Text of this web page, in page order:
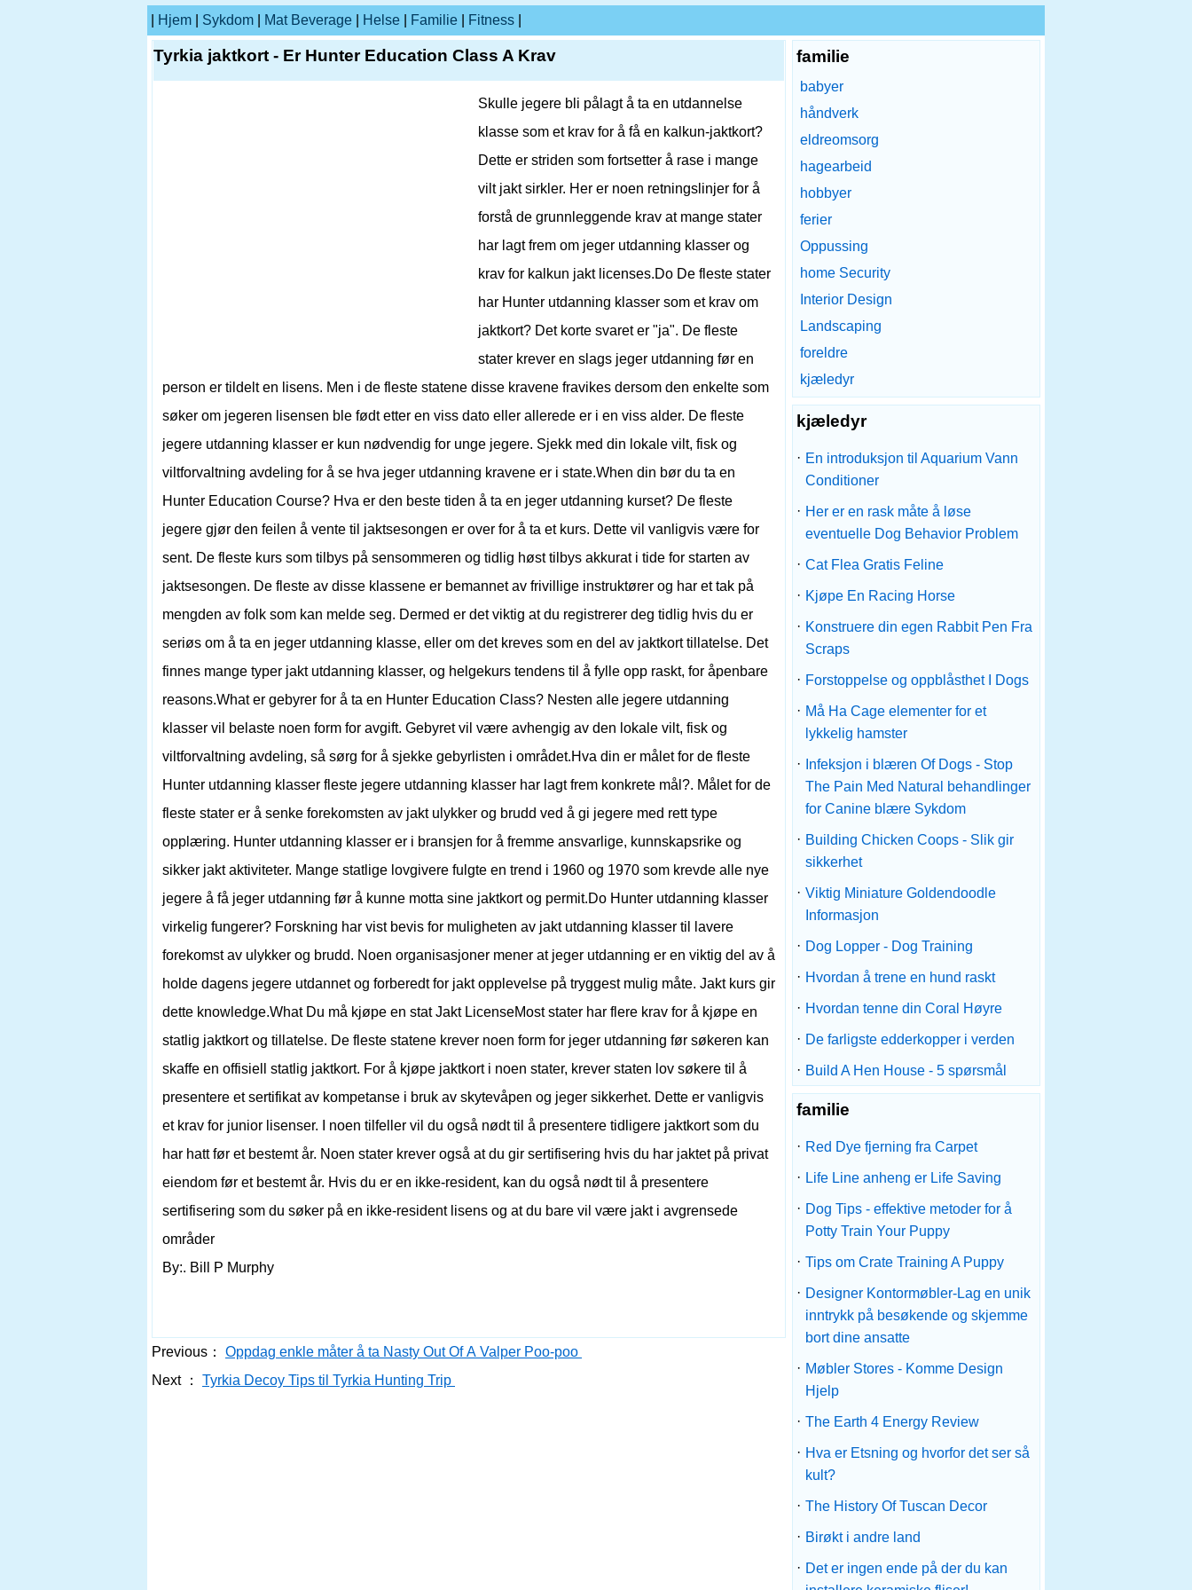
Hjem Sykdom Mat Beverage Helse Familie Fitness
Tyrkia jaktkort - Er Hunter Education Class A Krav
Skulle jegere bli pålagt å ta en utdannelse
klasse som et krav for å få en kalkun-jaktkort?
Dette er striden som fortsetter å rase i mange
vilt jakt sirkler. Her er noen retningslinjer for å
forstå de grunnleggende krav at mange stater
har lagt frem om jeger utdanning klasser og
krav for kalkun jakt licenses.Do De fleste stater
har Hunter utdanning klasser som et krav om
jaktkort? Det korte svaret er "ja". De fleste
stater krever en slags jeger utdanning før en
person er tildelt en lisens. Men i de fleste statene disse kravene fravikes dersom den enkelte som
søker om jegeren lisensen ble født etter en viss dato eller allerede er i en viss alder. De fleste
jegere utdanning klasser er kun nødvendig for unge jegere. Sjekk med din lokale vilt, fisk og
viltforvaltning avdeling for å se hva jeger utdanning kravene er i state.When din bør du ta en
Hunter Education Course? Hva er den beste tiden å ta en jeger utdanning kurset? De fleste
jegere gjør den feilen å vente til jaktsesongen er over for å ta et kurs. Dette vil vanligvis være for
sent. De fleste kurs som tilbys på sensommeren og tidlig høst tilbys akkurat i tide for starten av
jaktsesongen. De fleste av disse klassene er bemannet av frivillige instruktører og har et tak på
mengden av folk som kan melde seg. Dermed er det viktig at du registrerer deg tidlig hvis du er
seriøs om å ta en jeger utdanning klasse, eller om det kreves som en del av jaktkort tillatelse. Det
finnes mange typer jakt utdanning klasser, og helgekurs tendens til å fylle opp raskt, for åpenbare
reasons.What er gebyrer for å ta en Hunter Education Class? Nesten alle jegere utdanning
klasser vil belaste noen form for avgift. Gebyret vil være avhengig av den lokale vilt, fisk og
viltforvaltning avdeling, så sørg for å sjekke gebyrlisten i området.Hva din er målet for de fleste
Hunter utdanning klasser fleste jegere utdanning klasser har lagt frem konkrete mål?. Målet for de
fleste stater er å senke forekomsten av jakt ulykker og brudd ved å gi jegere med rett type
opplæring. Hunter utdanning klasser er i bransjen for å fremme ansvarlige, kunnskapsrike og
sikker jakt aktiviteter. Mange statlige lovgivere fulgte en trend i 1960 og 1970 som krevde alle nye
jegere å få jeger utdanning før å kunne motta sine jaktkort og permit.Do Hunter utdanning klasser
virkelig fungerer? Forskning har vist bevis for muligheten av jakt utdanning klasser til lavere
forekomst av ulykker og brudd. Noen organisasjoner mener at jeger utdanning er en viktig del av å
holde dagens jegere utdannet og forberedt for jakt opplevelse på tryggest mulig måte. Jakt kurs gir
dette knowledge.What Du må kjøpe en stat Jakt LicenseMost stater har flere krav for å kjøpe en
statlig jaktkort og tillatelse. De fleste statene krever noen form for jeger utdanning før søkeren kan
skaffe en offisiell statlig jaktkort. For å kjøpe jaktkort i noen stater, krever staten lov søkere til å
presentere et sertifikat av kompetanse i bruk av skytevåpen og jeger sikkerhet. Dette er vanligvis
et krav for junior lisenser. I noen tilfeller vil du også nødt til å presentere tidligere jaktkort som du
har hatt før et bestemt år. Noen stater krever også at du gir sertifisering hvis du har jaktet på privat
eiendom før et bestemt år. Hvis du er en ikke-resident, kan du også nødt til å presentere
sertifisering som du søker på en ikke-resident lisens og at du bare vil være jakt i avgrensede
områder
By:. Bill P Murphy
Previous：
Oppdag enkle måter å ta Nasty Out Of A Valper Poo-poo
Next ：
Tyrkia Decoy Tips til Tyrkia Hunting Trip
familie
babyer
håndverk
eldreomsorg
hagearbeid
hobbyer
ferier
Oppussing
home Security
Interior Design
Landscaping
foreldre
kjæledyr
kjæledyr
· En introduksjon til Aquarium Vann
Conditioner
· Her er en rask måte å løse
eventuelle Dog Behavior Problem
· Cat Flea Gratis Feline
· Kjøpe En Racing Horse
· Konstruere din egen Rabbit Pen Fra
Scraps
· Forstoppelse og oppblåsthet I Dogs
· Må Ha Cage elementer for et
lykkelig hamster
·
Infeksjon i blæren Of Dogs - Stop
The Pain Med Natural behandlinger
for Canine blære Sykdom
· Building Chicken Coops - Slik gir
sikkerhet
· Viktig Miniature Goldendoodle
Informasjon
· Dog Lopper - Dog Training
· Hvordan å trene en hund raskt
· Hvordan tenne din Coral Høyre
· De farligste edderkopper i verden
· Build A Hen House - 5 spørsmål
familie
· Red Dye fjerning fra Carpet
· Life Line anheng er Life Saving
· Dog Tips - effektive metoder for å
Potty Train Your Puppy
· Tips om Crate Training A Puppy
· Designer Kontormøbler-Lag en unik
inntrykk på besøkende og skjemme
bort dine ansatte
· Møbler Stores - Komme Design
Hjelp
· The Earth 4 Energy Review
· Hva er Etsning og hvorfor det ser så
kult?
· The History Of Tuscan Decor
· Birøkt i andre land
· Det er ingen ende på der du kan